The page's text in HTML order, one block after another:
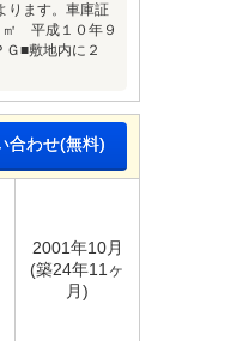
ります。車庫証
平成１０年９
■敷地内に２
合わせ(無料)
2001年10月
(築24年11ヶ
月)